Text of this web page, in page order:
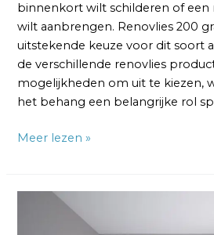
binnenkort wilt schilderen of een
wilt aanbrengen. Renovlies 200
uitstekende keuze voor dit soort
de verschillende renovlies
mogelijkheden om uit te kiezen,
het behang een belangrijke rol
Meer lezen »
Renovlies